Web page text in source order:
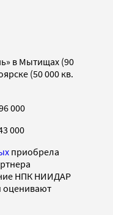
в Мытищах (90
(50 000 кв.
000
000
приобрела
НПК НИИДАР
оценивают